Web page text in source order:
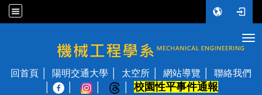
國立陽明交通大學 機械工程學系
回首頁 陽明交通大學 太空所 網站導覽
聯絡我們
校園性平事件通報